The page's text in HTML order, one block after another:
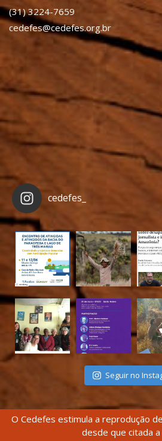
(31) 3224-7659
cedefes@cedefes.org.br
cedefes_
Seguir no
O Cedefes estimula a reprodução
desde que citada